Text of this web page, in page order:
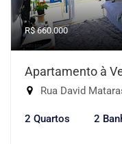
R$ 660.000
Apartamento à
Rua David
2 Quartos 2